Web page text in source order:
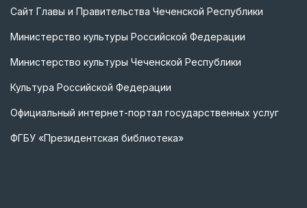
Сайт Главы и Правительства Чеченской Республики
Министерство культуры Российской Федерации
Министерство культуры Чеченской Республики
Культура Российской Федерации
Официальный интернет-портал государственных услуг
ФГБУ «Президентская библиотека»